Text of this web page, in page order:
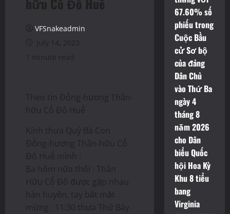
VFSnakeadmin
July 14, 2023
1 minute read
Theo tin Đồng-hương Thân-
hữu Cố Đô Huế
Kính thưa Quý Bà Con
Đồng-hương Thân-hữu Cố
Đô Huế mình :
Ba hôm nữa thôi : Thân
Hữu Cố Đô được gặp nhau
hàn huyên, tay bắt mặt
mừng : 11:30 thưa Thứ Bảy
67.60% số
phiếu trong
Cuộc Bầu
cử Sơ bộ
của đảng
Dân Chủ
vào Thứ Ba
ngày 4
tháng 8
năm 2026
cho Dân
biểu Quốc
hội Hoa Kỳ
Khu 8 tiểu
bang
Virginia